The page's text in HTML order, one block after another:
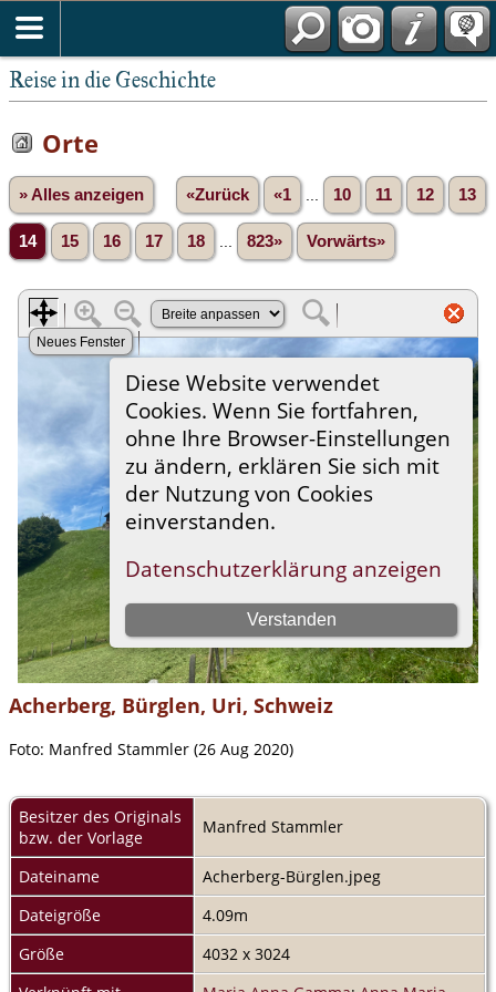
Reise in die Geschichte
Orte
» Alles anzeigen «Zurück «1 10 11 12 13
14 15 16 17 18 823» Vorwärts»
Acherberg, Bürglen, Uri, Schweiz
Foto: Manfred Stammler (26 Aug 2020)
Besitzer des Originals
bzw. der Vorlage
Manfred Stammler
Dateiname
Acherberg-Bürglen.jpeg
Dateigröße
4.09m
Größe
4032 x 3024